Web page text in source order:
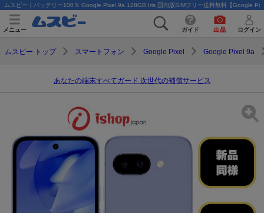
ムスビー｜バッテリー100％ Google Pixel 9a 128GB Iris 国内版SIMフリー送料無料【Google
メニュー ガイド 出品 ログイン
ムスビー トップ スマートフォン Google Pixel Google Pixel 9a
あなたの端末すべてガード 次世代の補償サービス